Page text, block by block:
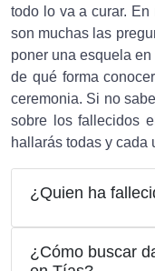
todo lo va a curar.
son muchas las
poner una esquela
de qué forma
ceremonia. Si no
sobre los fallecidos
hallarás todas y cada
¿Quien ha
¿Cómo buscar